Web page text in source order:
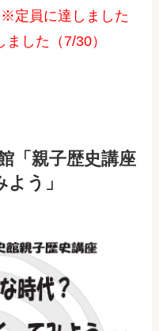
※定員に達しました
した（7/30）
「親子歴史講座
う」